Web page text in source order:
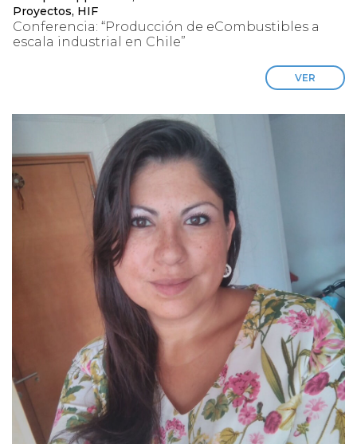
Proyectos, HIF
Conferencia: “Producción de eCombustibles a
escala industrial en Chile”
VER